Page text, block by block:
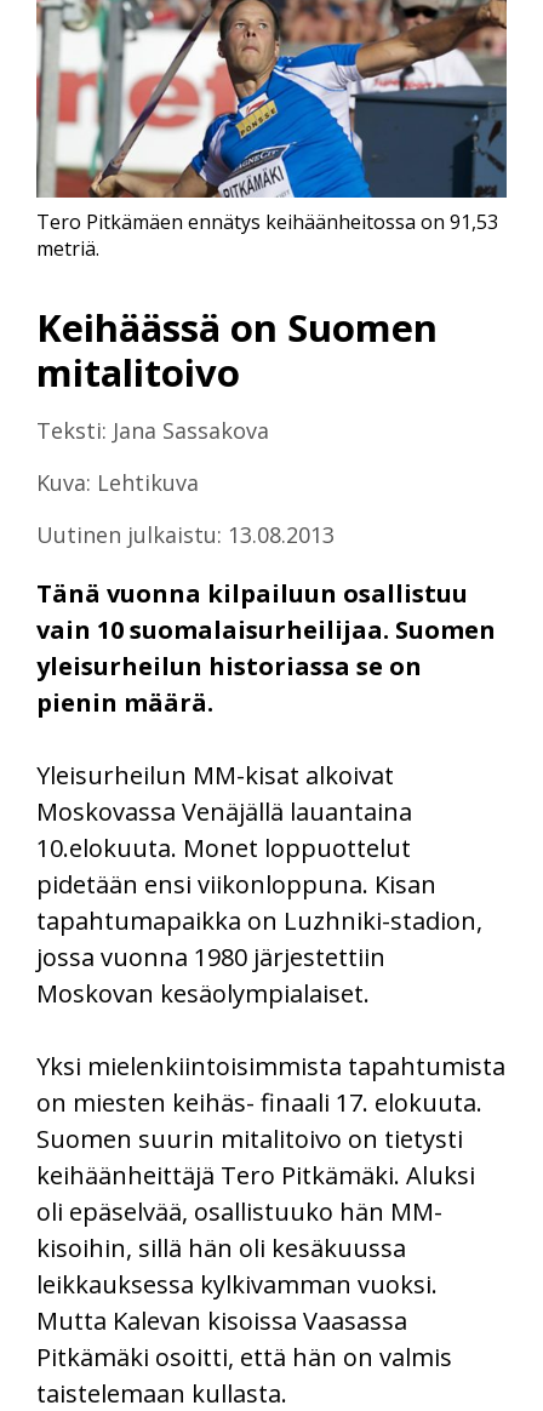
Keihäässä on Suomen
mitalitoivo
Teksti: Jana Sassakova
Kuva: Lehtikuva
Uutinen julkaistu: 13.08.2013
Tänä vuonna kilpailuun osallistuu
vain 10 suomalaisurheilijaa. Suomen
yleisurheilun historiassa se on
pienin määrä.
Tero Pitkämäen ennätys keihäänheitossa on 91,53
metriä.
Yleisurheilun MM-kisat alkoivat
Moskovassa Venäjällä lauantaina
10.elokuuta. Monet loppuottelut
pidetään ensi viikonloppuna. Kisan
tapahtumapaikka on Luzhniki-stadion,
jossa vuonna 1980 järjestettiin
Moskovan kesäolympialaiset.
Yksi mielenkiintoisimmista tapahtumista
on miesten keihäs- finaali 17. elokuuta.
Suomen suurin mitalitoivo on tietysti
keihäänheittäjä Tero Pitkämäki. Aluksi
oli epäselvää, osallistuuko hän MM-
kisoihin, sillä hän oli kesäkuussa
leikkauksessa kylkivamman vuoksi.
Mutta Kalevan kisoissa Vaasassa
Pitkämäki osoitti, että hän on valmis
taistelemaan kullasta.